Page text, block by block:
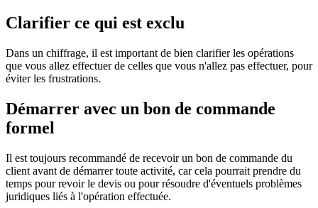
Clarifier ce qui est exclu
Dans un chiffrage, il est important de bien clarifier les opérations
que vous allez effectuer de celles que vous n'allez pas effectuer, pour
éviter les frustrations.
Démarrer avec un bon de commande
formel
Il est toujours recommandé de recevoir un bon de commande du
client avant de démarrer toute activité, car cela pourrait prendre du
temps pour revoir le devis ou pour résoudre d'éventuels problèmes
juridiques liés à l'opération effectuée.